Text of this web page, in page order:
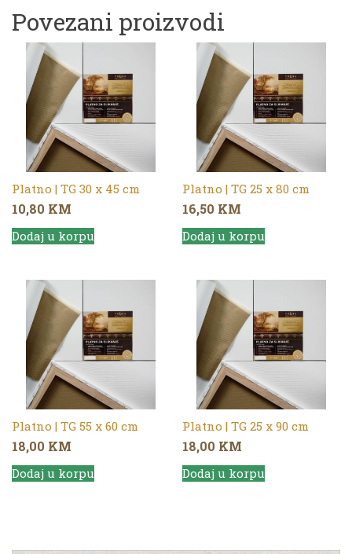
Povezani proizvodi
Platno | TG 30 x 45 cm
10,80 KM
Dodaj u korpu
Platno | TG 25 x 80 cm
16,50 KM
Dodaj u korpu
Platno | TG 55 x 60 cm
18,00 KM
Dodaj u korpu
Platno | TG 25 x 90 cm
18,00 KM
Dodaj u korpu